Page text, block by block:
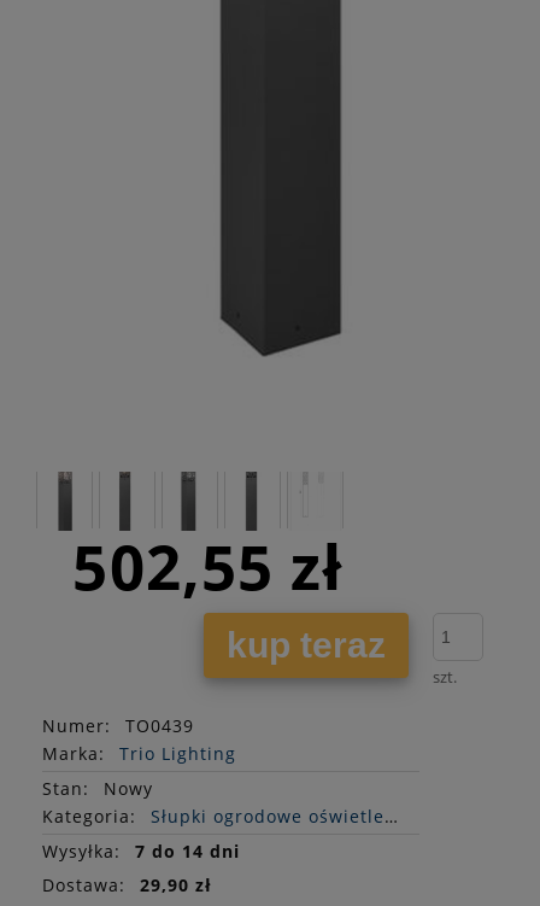
502,55 zł
kup teraz
szt.
Numer:
TO0439
Marka:
Trio Lighting
Stan:
Nowy
Kategoria:
Słupki ogrodowe oświetleniowe
Wysyłka:
7 do 14 dni
Dostawa:
29,90 zł